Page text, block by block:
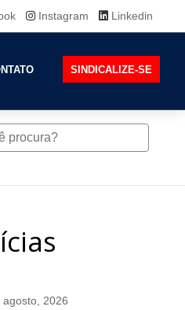
Instagram Linkedin
SINDICALIZE-SE
agosto, 2026